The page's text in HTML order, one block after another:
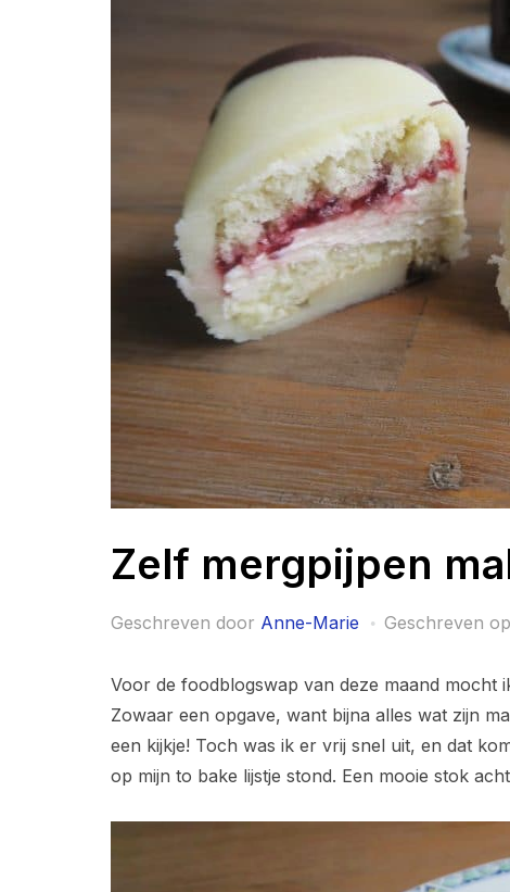
Zelf mergpijpen
Geschreven door Anne-Marie Geschreven op
Voor de foodblogswap van deze maand mocht
Zowaar een opgave, want bijna alles wat zijn
een kijkje! Toch was ik er vrij snel uit, en dat
op mijn to bake lijstje stond. Een mooie stok